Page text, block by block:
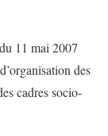
11 mai 2007
des
cadres socio-